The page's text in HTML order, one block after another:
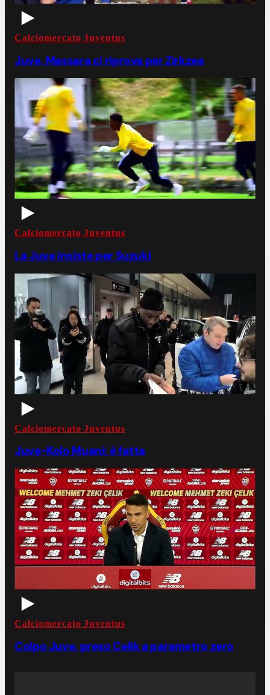
Calciomercato Juventus
Juve, Massara ci riprova per Zirkzee
Calciomercato Juventus
La Juve insiste per Suzuki
Calciomercato Juventus
Juve-Kolo Muani: è fatta
Calciomercato Juventus
Colpo Juve, preso Celik a parametro zero